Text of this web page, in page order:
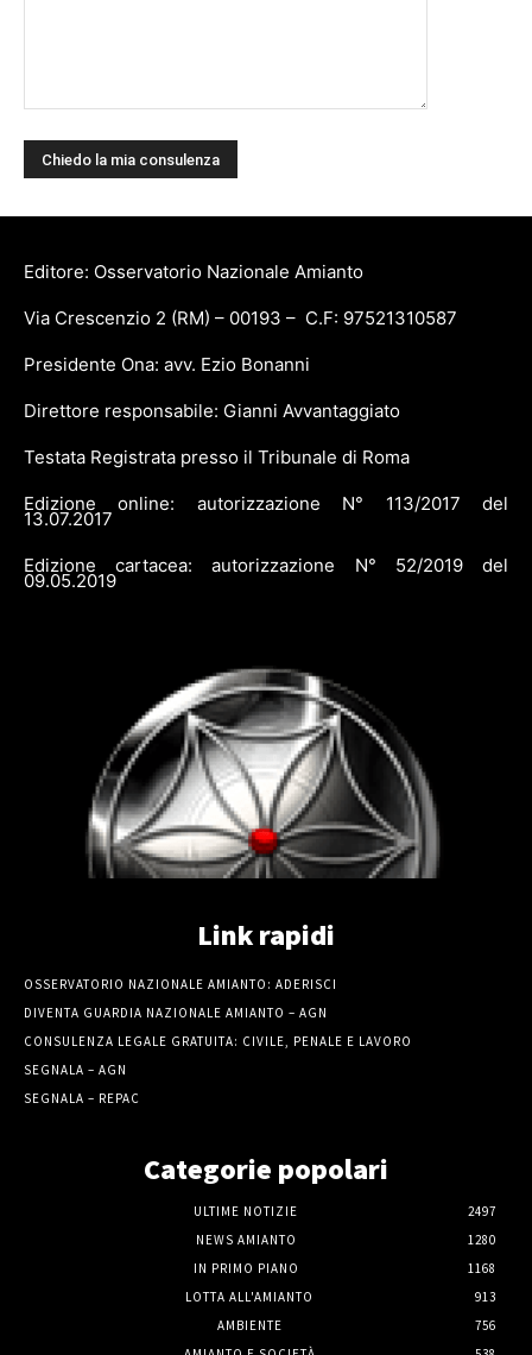
Editore: Osservatorio Nazionale Amianto
Via Crescenzio 2 (RM) – 00193 – C.F: 97521310587
Presidente Ona: avv. Ezio Bonanni
Direttore responsabile: Gianni Avvantaggiato
Testata Registrata presso il Tribunale di Roma
Edizione online: autorizzazione N° 113/2017 del
13.07.2017
Edizione cartacea: autorizzazione N° 52/2019 del
09.05.2019
Link rapidi
OSSERVATORIO NAZIONALE AMIANTO: ADERISCI
DIVENTA GUARDIA NAZIONALE AMIANTO – AGN
CONSULENZA LEGALE GRATUITA: CIVILE, PENALE E LAVORO
SEGNALA – AGN
SEGNALA – REPAC
Categorie popolari
ULTIME NOTIZIE
2497
NEWS AMIANTO
1280
IN PRIMO PIANO
1168
LOTTA ALL'AMIANTO
913
AMBIENTE
756